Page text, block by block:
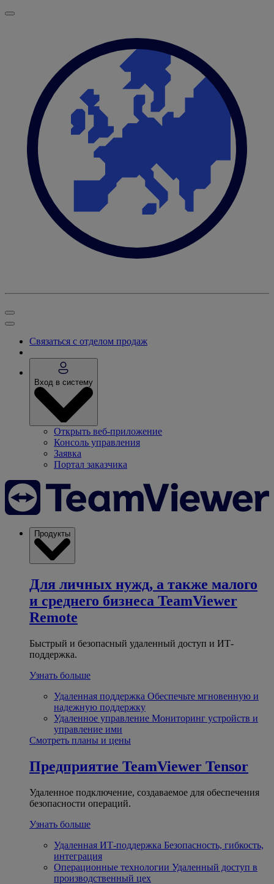
Связаться с отделом продаж
Вход в систему
Открыть веб-приложение
Консоль управления
Заявка
Портал заказчика
Продукты
Для личных нужд, а также малого
и среднего бизнеса TeamViewer
Remote
Быстрый и безопасный удаленный доступ и ИТ-
поддержка.
Узнать больше
Удаленная поддержка Обеспечьте мгновенную и
надежную поддержку
Удаленное управление Мониторинг устройств и
управление ими
Смотреть планы и цены
Предприятие TeamViewer Tensor
Удаленное подключение, создаваемое для обеспечения
безопасности операций.
Узнать больше
Удаленная ИТ-поддержка Безопасность, гибкость,
интеграция
Операционные технологии Удаленный доступ в
производственный цех